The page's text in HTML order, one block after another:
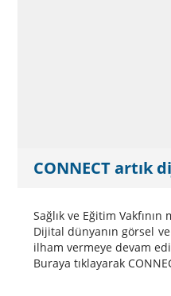
CONNECT artık
Sağlık ve Eğitim
Dijital dünyanın görsel
ilham vermeye devam
Buraya tıklayarak